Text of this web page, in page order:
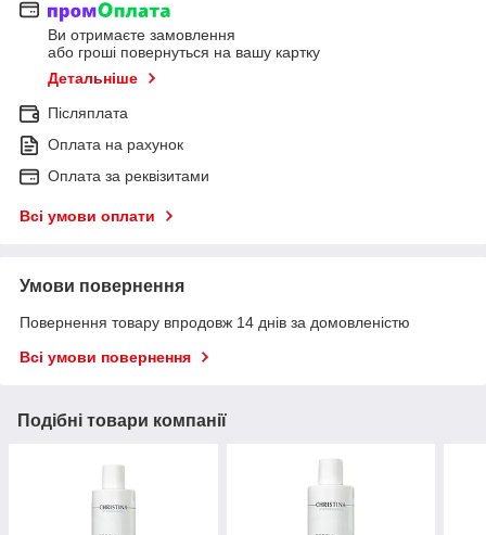
Ви отримаєте замовлення
або гроші повернуться на вашу картку
Детальніше
Післяплата
Оплата на рахунок
Оплата за реквізитами
Всі умови оплати
Умови повернення
Повернення товару впродовж 14 днів за домовленістю
Всі умови повернення
Подібні товари компанії